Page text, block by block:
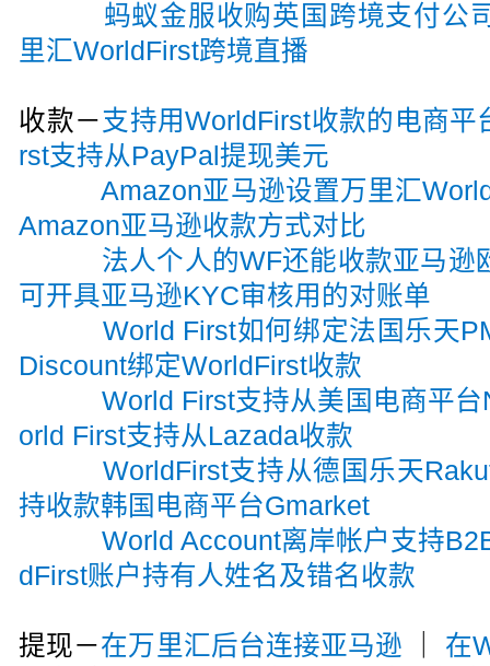
蚂蚁金服收购英国跨境支付公
里汇WorldFirst跨境直播
收款－支持用WorldFirst收款的电商平
rst支持从PayPal提现美元
Amazon亚马逊设置万里汇
Amazon亚马逊收款方式对比
法人个人的WF还能收款亚马逊
可开具亚马逊KYC审核用的对账单
World First如何绑定法国乐天
Discount绑定WorldFirst收款
World First支持从美国电商平
orld First支持从Lazada收款
WorldFirst支持从德国乐天
持收款韩国电商平台Gmarket
World Account离岸帐户支持
dFirst账户持有人姓名及错名收款
提现－在万里汇后台连接亚马逊
在